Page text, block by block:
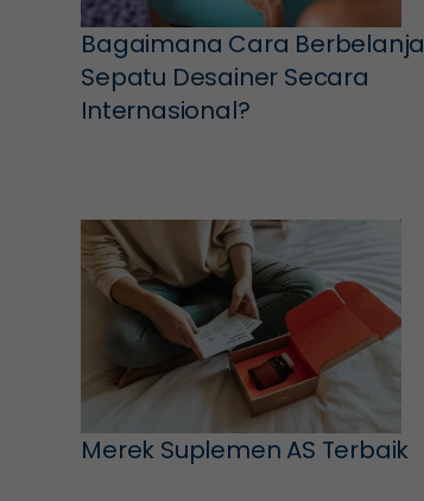
Bagaimana Cara Berbelanja
Sepatu Desainer Secara
Internasional?
Merek Suplemen AS Terbaik